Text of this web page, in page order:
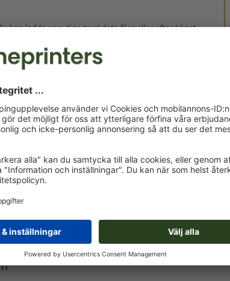
kan ladda upp dina tryckdata före eller efter köpet.
exkl. moms
kr 180,51
- tors, aug. 20.
87,5 g
Knappar med